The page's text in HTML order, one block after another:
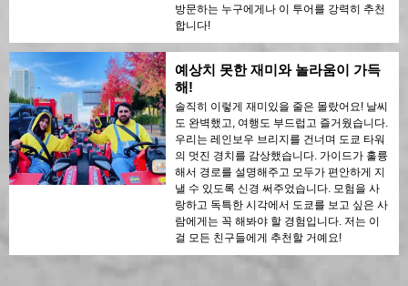
방문하는 누구에게나 이 투어를 강력히 추천
합니다!
예상치 못한 재미와 놀라움이 가득
해!
솔직히 이렇게 재미있을 줄은 몰랐어요! 날씨
도 완벽했고, 여행도 부드럽고 즐거웠습니다.
우리는 레인보우 브리지를 건너며 도쿄 타워
의 멋진 경치를 감상했습니다. 가이드가 훌륭
해서 경로를 설명해주고 모두가 편안하게 지
낼 수 있도록 신경 써주었습니다. 모험을 사
랑하고 독특한 시각에서 도쿄를 보고 싶은 사
람에게는 꼭 해봐야 할 경험입니다. 저는 이
걸 모든 친구들에게 추천할 거예요!